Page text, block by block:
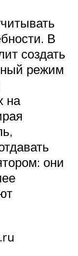
В
создать
режим
на
они